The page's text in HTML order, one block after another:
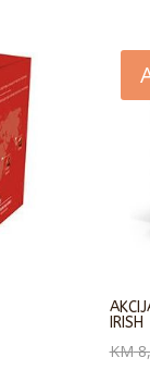
IRISH
KM